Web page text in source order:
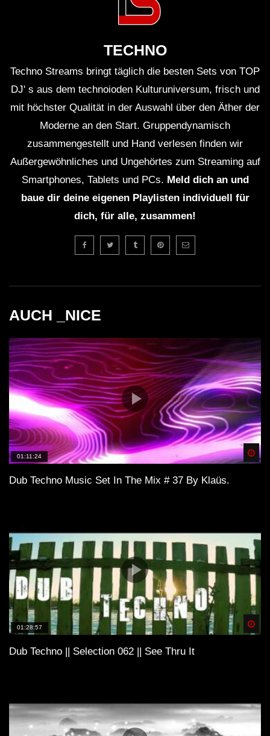
TECHNO
Techno Streams bringt täglich die besten Sets von TOP
DJ' s aus dem technoioden Kulturuniversum, frisch und
mit höchster Qualität in der Auswahl über den Äther der
Moderne an den Start. Gruppendynamisch
zusammengestellt und Hand verlesen finden wir
Außergewöhnliches und Ungehörtes zum Streaming auf
Smartphones, Tablets und PCs. Meld dich an und
baue dir deine eigenen Playlisten individuell für
dich, für alle, zusammen!
AUCH _NICE
01:11:24
Dub Techno Music Set In The Mix # 37 By Klaüs.
01:28:57
Dub Techno || Selection 062 || See Thru It